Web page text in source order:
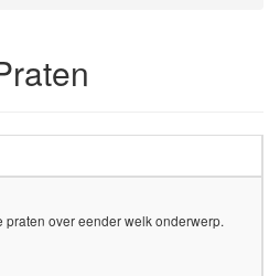
praten over eender welk onderwerp.